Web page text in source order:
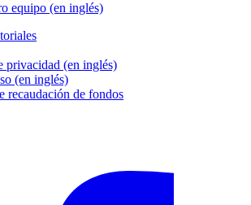
equipo (en inglés)
privacidad (en inglés)
(en inglés)
recaudación de fondos